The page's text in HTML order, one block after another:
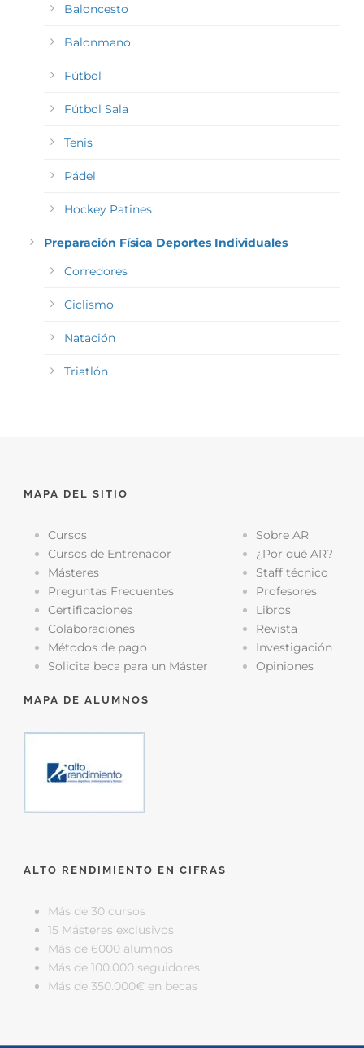
Baloncesto
Balonmano
Fútbol
Fútbol Sala
Tenis
Pádel
Hockey Patines
Preparación Física Deportes Individuales
Corredores
Ciclismo
Natación
Triatlón
MAPA DEL SITIO
Cursos
Cursos de Entrenador
Másteres
Preguntas Frecuentes
Certificaciones
Colaboraciones
Métodos de pago
Solicita beca para un Máster
Sobre AR
¿Por qué AR?
Staff técnico
Profesores
Libros
Revista
Investigación
Opiniones
MAPA DE ALUMNOS
ALTO RENDIMIENTO EN CIFRAS
Más de 30 cursos
15 Másteres exclusivos
Más de 6000 alumnos
Más de 100.000 seguidores
Más de 350.000€ en becas